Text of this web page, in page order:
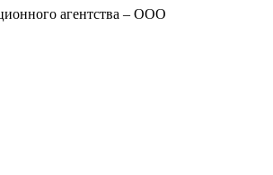
агентства – ООО